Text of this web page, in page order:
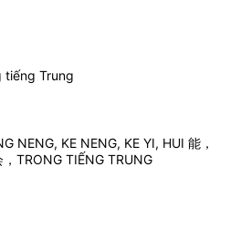
tiếng Trung
NENG, KE NENG, KE YI, HUI 能，
TRONG TIẾNG TRUNG